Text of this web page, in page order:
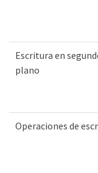
Escritura en
plano
Operaciones de